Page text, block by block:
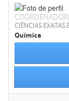
CIÊNCIAS EXATAS
Química